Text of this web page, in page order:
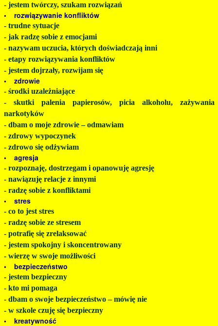
- jestem twórczy, szukam rozwiązań
• rozwiązywanie konfliktów
- trudne sytuacje
- jak radzę sobie z emocjami
- nazywam uczucia, których doświadczają inni
- etapy rozwiązywania konfliktów
- jestem dojrzały, rozwijam się
• zdrowie
- środki uzależniające
- skutki palenia papierosów, picia alkoholu, zażywania
narkotyków
- dbam o moje zdrowie – odmawiam
- zdrowy wypoczynek
- zdrowo się odżywiam
• agresja
- rozpoznaję, dostrzegam i opanowuję agresję
- nawiązuję relacje z innymi
- radzę sobie z konfliktami
• stres
- co to jest stres
- radzę sobie ze stresem
- potrafię się zrelaksować
- jestem spokojny i skoncentrowany
- wierzę w swoje możliwości
• bezpieczeństwo
- jestem bezpieczny
- kto mi pomaga
- dbam o swoje bezpieczeństwo – mówię nie
- w szkole czuję się bezpieczny
• kreatywność